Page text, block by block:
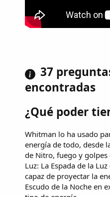
37
encontradas
¿Qué poder
Whitman lo ha usado
energía de todo, desde
de Nitro, fuego y golpes
Luz: La Espada de la
capaz de proyectar la
Escudo de la Noche en